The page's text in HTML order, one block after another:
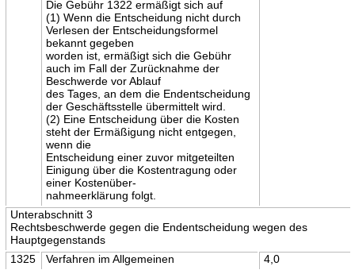
Die Gebühr 1322 ermäßigt sich auf
(1) Wenn die Entscheidung nicht durch
Verlesen der Entscheidungsformel
bekannt gegeben
worden ist, ermäßigt sich die Gebühr
auch im Fall der Zurücknahme der
Beschwerde vor Ablauf
des Tages, an dem die Endentscheidung
der Geschäftsstelle übermittelt wird.
(2) Eine Entscheidung über die Kosten
steht der Ermäßigung nicht entgegen,
wenn die
Entscheidung einer zuvor mitgeteilten
Einigung über die Kostentragung oder
einer Kostenüber-
nahmeerklärung folgt.
Unterabschnitt 3
Rechtsbeschwerde gegen die Endentscheidung wegen des
Hauptgegenstands
1325
Verfahren im Allgemeinen
4,0